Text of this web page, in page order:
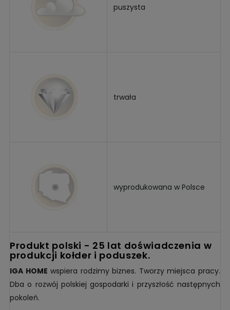
puszysta
trwała
wyprodukowana w Polsce
produkt polski - 25 lat doświadczenia w
produkcji kołder i poduszek.
IGA HOME wspiera rodzimy biznes. Tworzy miejsca pracy.
Dba o rozwój polskiej gospodarki i przyszłość następnych
pokoleń.